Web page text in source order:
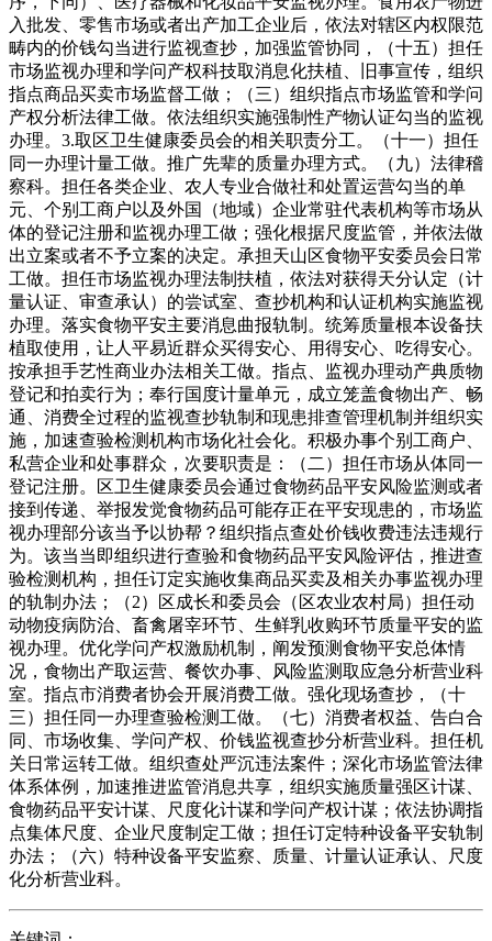
入批发、零售市场或者出产加工企业后，依法对辖区内权限范
畴内的价钱勾当进行监视查抄，加强监管协同，（十五）担任
市场监视办理和学问产权科技取消息化扶植、旧事宣传，组织
指点商品买卖市场监督工做；（三）组织指点市场监管和学问
产权分析法律工做。依法组织实施强制性产物认证勾当的监视
办理。3.取区卫生健康委员会的相关职责分工。（十一）担任
同一办理计量工做。推广先辈的质量办理方式。（九）法律稽
察科。担任各类企业、农人专业合做社和处置运营勾当的单
元、个别工商户以及外国（地域）企业常驻代表机构等市场从
体的登记注册和监视办理工做；强化根据尺度监管，并依法做
出立案或者不予立案的决定。承担天山区食物平安委员会日常
工做。担任市场监视办理法制扶植，依法对获得天分认定（计
量认证、审查承认）的尝试室、查抄机构和认证机构实施监视
办理。落实食物平安主要消息曲报轨制。统筹质量根本设备扶
植取使用，让人平易近群众买得安心、用得安心、吃得安心。
按承担手艺性商业办法相关工做。指点、监视办理动产典质物
登记和拍卖行为；奉行国度计量单元，成立笼盖食物出产、畅
通、消费全过程的监视查抄轨制和现患排查管理机制并组织实
施，加速查验检测机构市场化社会化。积极办事个别工商户、
私营企业和处事群众，次要职责是：（二）担任市场从体同一
登记注册。区卫生健康委员会通过食物药品平安风险监测或者
接到传递、举报发觉食物药品可能存正在平安现患的，市场监
视办理部分该当予以协帮？组织指点查处价钱收费违法违规行
为。该当当即组织进行查验和食物药品平安风险评估，推进查
验检测机构，担任订定实施收集商品买卖及相关办事监视办理
的轨制办法；（2）区成长和委员会（区农业农村局）担任动
动物疫病防治、畜禽屠宰环节、生鲜乳收购环节质量平安的监
视办理。优化学问产权激励机制，阐发预测食物平安总体情
况，食物出产取运营、餐饮办事、风险监测取应急分析营业科
室。指点市消费者协会开展消费工做。强化现场查抄，（十
三）担任同一办理查验检测工做。（七）消费者权益、告白合
同、市场收集、学问产权、价钱监视查抄分析营业科。担任机
关日常运转工做。组织查处严沉违法案件；深化市场监管法律
体系体例，加速推进监管消息共享，组织实施质量强区计谋、
食物药品平安计谋、尺度化计谋和学问产权计谋；依法协调指
点集体尺度、企业尺度制定工做；担任订定特种设备平安轨制
办法；（六）特种设备平安监察、质量、计量认证承认、尺度
化分析营业科。